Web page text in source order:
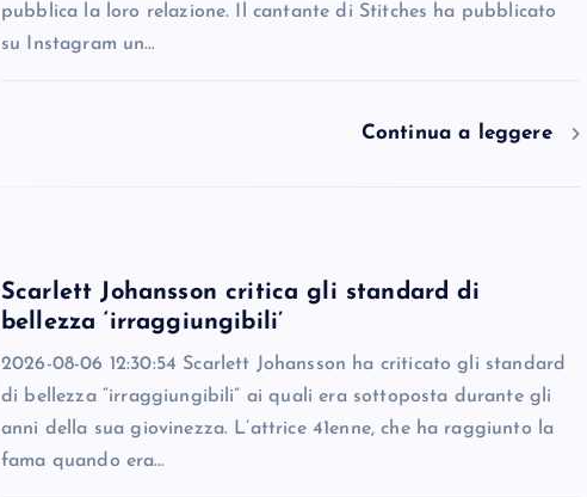
pubblica la loro relazione. Il cantante di Stitches ha pubblicato
su Instagram un…
Continua a leggere
Scarlett Johansson critica gli standard di
bellezza ‘irraggiungibili’
2026-08-06 12:30:54 Scarlett Johansson ha criticato gli standard
di bellezza “irraggiungibili” ai quali era sottoposta durante gli
anni della sua giovinezza. L’attrice 41enne, che ha raggiunto la
fama quando era…